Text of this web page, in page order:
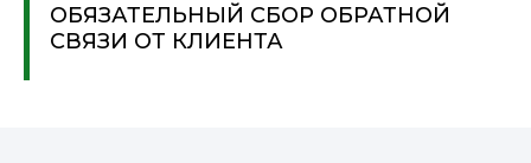
ОБЯЗАТЕЛЬНЫЙ СБОР ОБРАТНОЙ
СВЯЗИ ОТ КЛИЕНТА